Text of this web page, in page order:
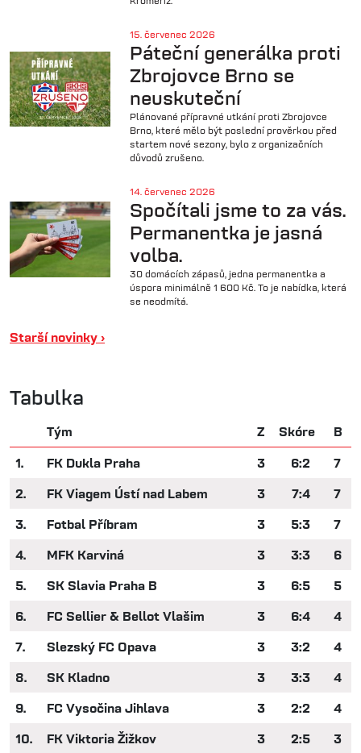
15. červenec 2026
Páteční generálka proti
Zbrojovce Brno se
neuskuteční
Plánované přípravné utkání proti Zbrojovce
Brno, které mělo být poslední prověrkou před
startem nové sezony, bylo z organizačních
důvodů zrušeno.
14. červenec 2026
Spočítali jsme to za vás.
Permanentka je jasná
volba.
30 domácích zápasů, jedna permanentka a
úspora minimálně 1 600 Kč. To je nabídka, která
se neodmítá.
Starší novinky ›
Tabulka
Tým Z Skóre
B
1.
FK Dukla Praha 3 6:2
7
2.
FK Viagem Ústí nad Labem 3 7:4
7
3.
Fotbal Příbram 3 5:3
7
4.
MFK Karviná 3 3:3
6
5.
SK Slavia Praha B 3 6:5
5
6.
FC Sellier & Bellot Vlašim 3 6:4
4
7.
Slezský FC Opava 3 3:2
4
8.
SK Kladno 3 3:3
4
9.
FC Vysočina Jihlava 3 2:2
4
10.
FK Viktoria Žižkov 3 2:5
3